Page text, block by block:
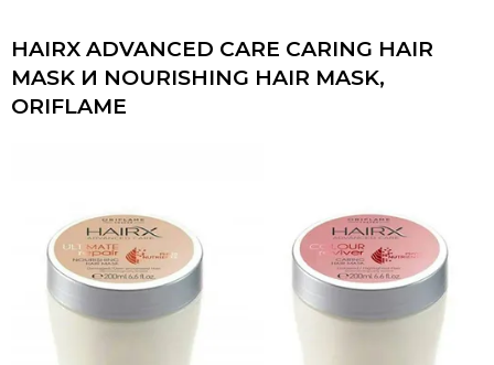
HAIRX ADVANCED CARE CARING HAIR
MASK И NOURISHING HAIR MASK,
ORIFLAME